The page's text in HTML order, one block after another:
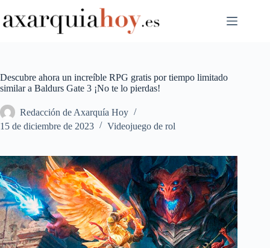
al
contenido
Descubre ahora un increíble RPG gratis por tiempo limitado
similar a Baldurs Gate 3 ¡No te lo pierdas!
Redacción de Axarquía Hoy
15 de diciembre de 2023
Videojuego de rol